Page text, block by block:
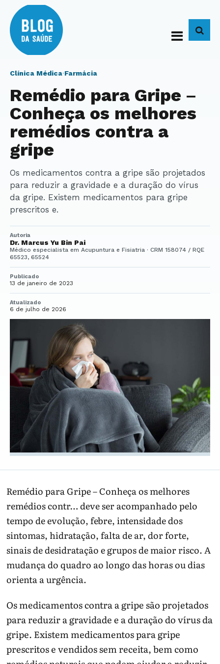
Clínica Médica·Farmácia
Remédio para Gripe –
Conheça os melhores
remédios contra a
gripe
Os medicamentos contra a gripe são projetados
para reduzir a gravidade e a duração do vírus
da gripe. Existem medicamentos para gripe
prescritos e.
Autoria
Dr. Marcus Yu Bin Pai
Médico especialista em Acupuntura e Fisiatria · CRM 158074 / RQE
65523, 65524
Publicado
13 de janeiro de 2023
Atualizado
6 de julho de 2026
Remédio para Gripe – Conheça os melhores
remédios contr… deve ser acompanhado pelo
tempo de evolução, febre, intensidade dos
sintomas, hidratação, falta de ar, dor forte,
sinais de desidratação e grupos de maior risco. A
mudança do quadro ao longo das horas ou dias
orienta a urgência.
Os medicamentos contra a gripe são projetados
para reduzir a gravidade e a duração do vírus da
gripe. Existem medicamentos para gripe
prescritos e vendidos sem receita, bem como